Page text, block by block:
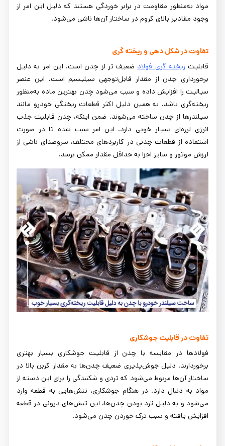
مواد به‌منظور مقاومت در برابر خوردگی هستند که دلیل این امر از
وجود مقادیر بالای کروم در ساختار آن‌ها ناشی می‌شود.
تفاوت در شکل دهی و ریخته‌ گری
قابلیت ریخته گری فولاد ضعیف تر از چدن است. این امر به دلیل
برخورداری چدن از مقدار قابل‌توجهی سیلیسیم است. این عنصر
سیالیت را افزایش داده و سبب می‌شود چدن بهترین ماده به‌منظور
ریخته‌گری باشد. به همین دلیل اکثر قطعات ریختگی خودرو مانند
سیلندرها از چدن ساخته می‌شوند. ضمن اینکه، چدن قابلیت جذب
انرژی لرزه‌ای بسیار خوبی دارد. این امر سبب شده تا در صورت
استفاده از قطعات چدنی در کاربردهای مختلف، سروصدای ناشی از
لرزش موتور و سایز اجزا به حداقل مقدار ممکن برسد.
تفاوت در قابلیت جوشکاری
فولادها در مقایسه با چدن از قابلیت جوشکاری بسیار بهتری
برخوردارند. دلیل جوش‌پذیری ضعیف چدن‌ها به مقدار کربن بالا در
ساختار آن‌ها مربوط می‌شود که تردی و شکنندگی را برای این دسته از
مواد به دنبال دارد. در هنگام جوشکاری، تنش‌هایی به قطعه وارد
می‌شود و به دلیل ترد بودن چدن‌ها، این تنش‌های درونی در قطعه
افزایش یافته و سبب ترک خوردن چدن می‌شود.